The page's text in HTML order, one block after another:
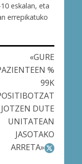
eskalan, eta
errepikatuko
«GURE
%
99K
JOTZEN DUTE
UNITATEAN
JASOTAKO
ARRETA»